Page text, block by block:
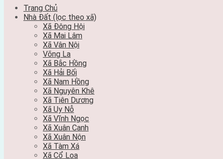
Trang Chủ
Nhà Đất (lọc theo xã)
Xã Đông Hội
Xã Mai Lâm
Xã Vân Nội
Võng La
Xã Bắc Hồng
Xã Hải Bối
Xã Nam Hồng
Xã Nguyên Khê
Xã Tiên Dương
Xã Uy Nỗ
Xã Vĩnh Ngọc
Xã Xuân Canh
Xã Xuân Nộn
Xã Tàm Xá
Xã Cổ Loa